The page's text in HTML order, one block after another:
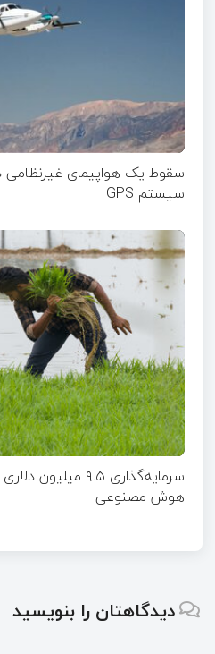
سقوط یک هواپیمای غیرنظامی
سیستم‌ GPS
سرمایه‌گذاری ۹.۵
هوش مصنوعی
دیدگاهتان را بنویسید